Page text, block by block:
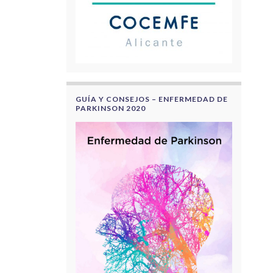
GUÍA Y CONSEJOS – ENFERMEDAD DE
PARKINSON 2020